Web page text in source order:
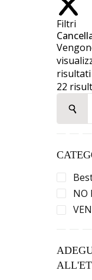
Filtri
risultati
22
per:
NO